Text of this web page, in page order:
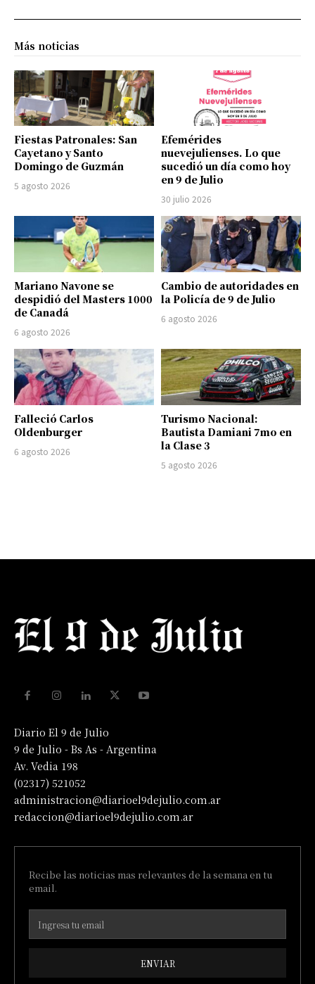
Más noticias
Fiestas Patronales: San
Cayetano y Santo
Domingo de Guzmán
5 agosto 2026
Efemérides
nuevejulienses. Lo que
sucedió un día como hoy
en 9 de Julio
30 julio 2026
Mariano Navone se
despidió del Masters 1000
de Canadá
6 agosto 2026
Cambio de autoridades en
la Policía de 9 de Julio
6 agosto 2026
Falleció Carlos
Oldenburger
6 agosto 2026
Turismo Nacional:
Bautista Damiani 7mo en
la Clase 3
5 agosto 2026
Diario El 9 de Julio
9 de Julio - Bs As - Argentina
Av. Vedia 198
(02317) 521052
administracion@diarioel9dejulio.com.ar
redaccion@diarioel9dejulio.com.ar
Recibe las noticias mas relevantes de la semana en tu
email.
ENVIAR